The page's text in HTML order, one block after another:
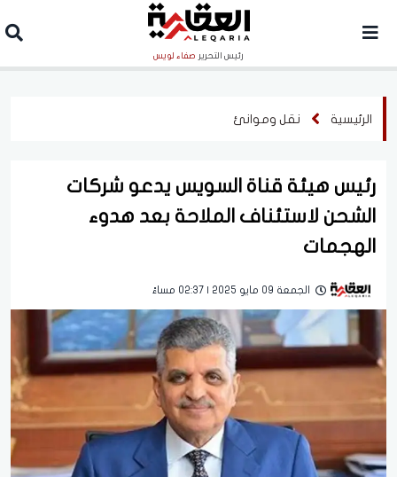
رئيس التحرير صفاء لويس
الرئيسية نقل وموانئ
رئيس هيئة قناة السويس يدعو شركات
الشحن لاستئناف الملاحة بعد هدوء
الهجمات
الجمعة 09 مايو 2025 | 02:37 مساءً